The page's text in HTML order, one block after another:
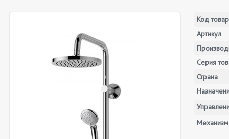
Код
Артикул
Серия
Страна
Механизм